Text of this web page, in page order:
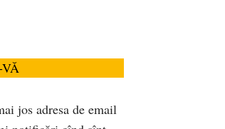
jos adresa de email